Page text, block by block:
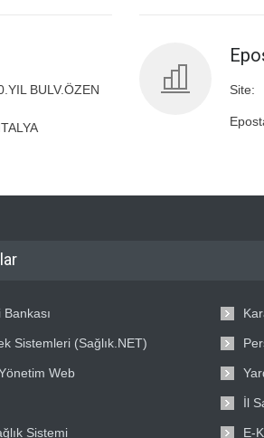
BULV.ÖZEN
Site:
Sistemleri (Sağlık.NET)
Web
Sistemi
İl
E-